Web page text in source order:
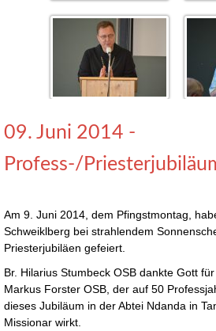
09. Juni 2014 -
Profess-/
Am 9. Juni 2014, dem Pfingstmontag,
Schweiklberg bei strahlendem
Priesterjubiläen gefeiert.
Br. Hilarius Stumbeck OSB dankte Gott
Markus Forster OSB, der auf 50
dieses Jubiläum in der Abtei Ndanda in
Missionar wirkt.